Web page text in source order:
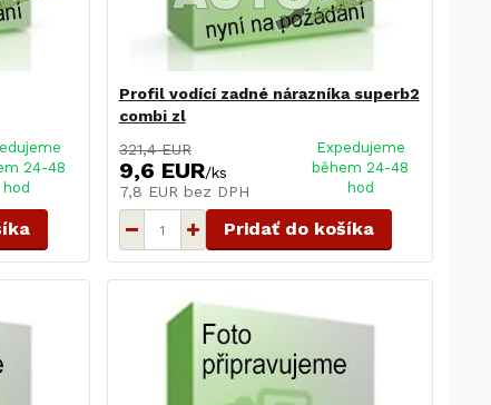
24-48
hod
Profil vodící zadné nárazníka superb2
combi zl
321,4 EUR
9,6 EUR/ks
7,8 EUR bez DPH
Expedujeme
během 24-48
hod
Pridať do košíka